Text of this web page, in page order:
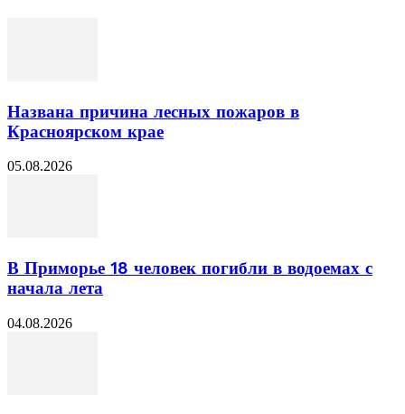
Названа причина лесных пожаров в
Красноярском крае
05.08.2026
В Приморье 18 человек погибли в водоемах с
начала лета
04.08.2026